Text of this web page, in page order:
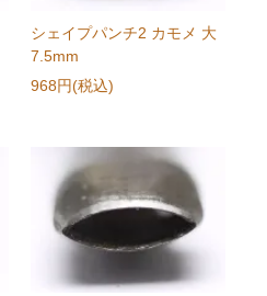
シェイプパンチ2 カモメ 大
7.5mm
968円(税込)